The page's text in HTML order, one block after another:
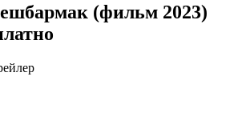
(фильм 2023)